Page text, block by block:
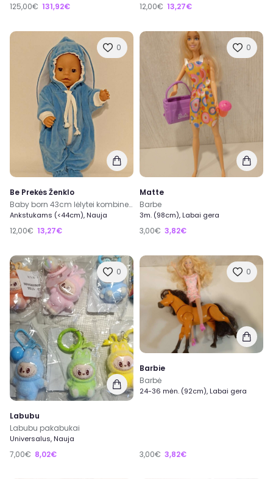
125,00€ 131,92€ 12,00€ 13,27€
0
Be Prekės Ženklo
Baby born 43cm lėlytei kombinezonas
Ankstukams (<44cm), Nauja
12,00€ 13,27€
0
Matte
Barbe
3m. (98cm), Labai gera
3,00€ 3,82€
0
Labubu
Labubu pakabukai
Universalus, Nauja
7,00€ 8,02€
0
Barbie
Barbė
24-36 mėn. (92cm), Labai gera
3,00€ 3,82€